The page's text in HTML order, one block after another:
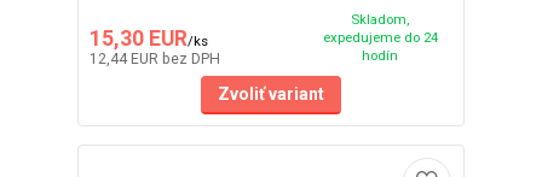
15,30 EUR/ks
12,44 EUR bez DPH
Skladom,
expedujeme do 24
hodín
Zvoliť variant